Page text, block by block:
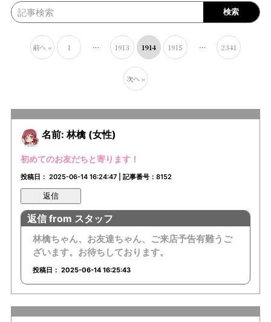
前へ « 1 … 1913 1914 1915 … 2341
次へ »
名前: 林檎 (女性)
初めてのお友だちと寄ります！
投稿日： 2025-06-14 16:24:47 | 記事番号：8152
返信
返信 from スタッフ
林檎ちゃん、お友達ちゃん、ご来店予告有難うご
ざいます。お待ちしております。
投稿日： 2025-06-14 16:25:43